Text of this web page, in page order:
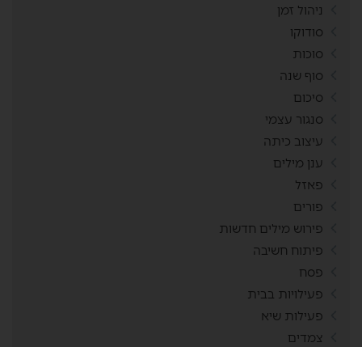
ניהול זמן
סודוקו
סוכות
סוף שנה
סיכום
סנגור עצמי
עיצוב כיתה
ענן מילים
פאזל
פורים
פירוש מילים חדשות
פיתוח חשיבה
פסח
פעילויות בבית
פעילות שיא
צמדים